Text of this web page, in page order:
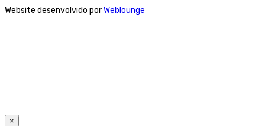
Website desenvolvido porWeblounge
×